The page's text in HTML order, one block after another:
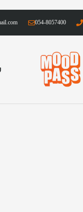
054-8057400